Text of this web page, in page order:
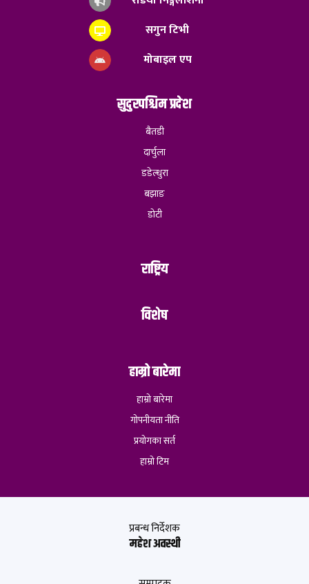
सगुन टिभी
मोबाइल एप
सुदुरपश्चिम प्रदेश
बैतडी
दार्चुला
डडेल्धुरा
बझाङ
डोटी
राष्ट्रिय
विशेष
हाम्रो बारेमा
हाम्रो बारेमा
गोपनीयता नीति
प्रयोगका सर्त
हाम्रो टिम
प्रबन्ध निर्देशक
महेश अवस्थी